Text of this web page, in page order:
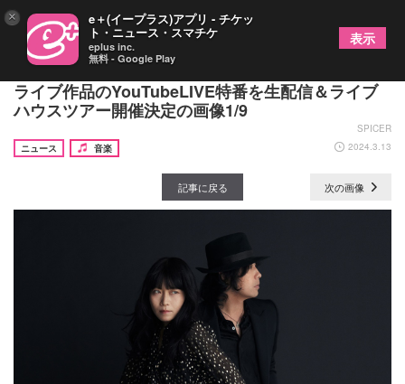
LOVE PSYCHEDELICO、5/29発売アコーステック
ライブ作品のYouTubeLIVE特番を生配信＆ライブ
ハウスツアー開催決定の画像1/9
SPICER
ニュース
音楽 2024.3.13
記事に戻る 次の画像
× e＋(イープラス)アプリ - チケッ
ト・ニュース・スマチケ
eplus inc.
無料 - Google Play
表示